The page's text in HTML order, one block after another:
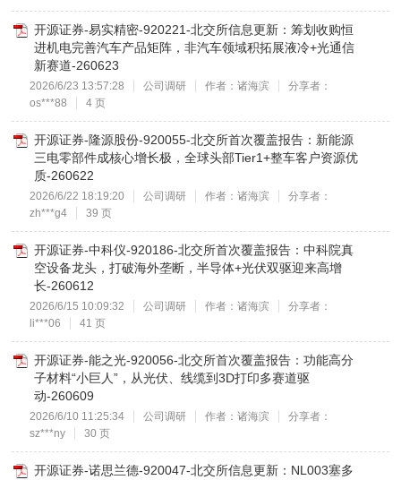
开源证券-易实精密-920221-北交所信息更新：筹划收购恒
进机电完善汽车产品矩阵，非汽车领域积拓展液冷+光通信
新赛道-260623
2026/6/23 13:57:28 公司调研 作者：诸海滨
分享者：
os***88
4 页
开源证券-隆源股份-920055-北交所首次覆盖报告：新能源
三电零部件成核心增长极，全球头部Tier1+整车客户资源优
质-260622
2026/6/22 18:19:20 公司调研 作者：诸海滨
分享者：
zh***g4
39 页
开源证券-中科仪-920186-北交所首次覆盖报告：中科院真
空设备龙头，打破海外垄断，半导体+光伏双驱迎来高增
长-260612
2026/6/15 10:09:32 公司调研 作者：诸海滨
分享者：
li***06
41 页
开源证券-能之光-920056-北交所首次覆盖报告：功能高分
子材料“小巨人”，从光伏、线缆到3D打印多赛道驱
动-260609
2026/6/10 11:25:34 公司调研 作者：诸海滨
分享者：
sz***ny
30 页
开源证券-诺思兰德-920047-北交所信息更新：NL003塞多